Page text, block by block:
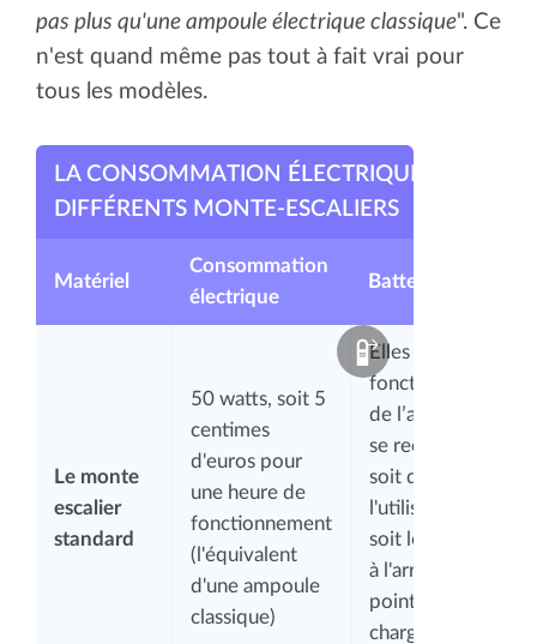
pas plus qu'une ampoule électrique classique". Ce
n'est quand même pas tout à fait vrai pour
tous les modèles.
LA CONSOMMATION ÉLECTRIQUE DES
DIFFÉRENTS MONTE-ESCALIERS
Matériel
Consommation
électrique
Batteries
Le monte
escalier
standard
50 watts, soit 5
centimes
d'euros pour
une heure de
fonctionnement
(l'équivalent
d'une ampoule
classique)
Elles servent au
fonctionnement
de l’appareil et
se rechargent
soit durant
l'utilisation, ou
soit lorsqu'il est
à l'arrêt sur des
points de
charge (en haut